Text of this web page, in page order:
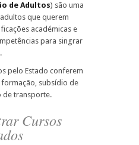
de Adultos) são uma
que querem
académicas e
para singrar
pelo Estado conferem
subsídio de
de transporte.
Cursos